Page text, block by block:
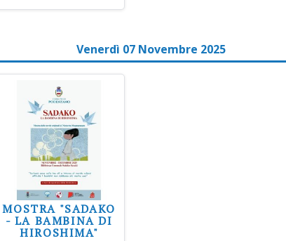
Venerdì 07 Novembre 2025
MOSTRA "SADAKO
- LA BAMBINA DI
HIROSHIMA"